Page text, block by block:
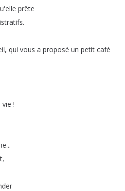
prête
.
, qui vous a proposé un petit café
vie !
...
,